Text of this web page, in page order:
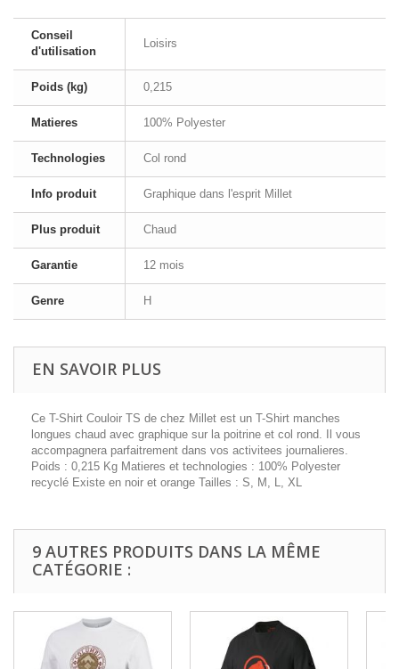
Conseil
d'utilisation
Loisirs
Poids (kg) 0,215
Matieres 100% Polyester
Technologies Col rond
Info produit Graphique dans l'esprit Millet
Plus produit Chaud
Garantie 12 mois
Genre H
EN SAVOIR PLUS
Ce T-Shirt Couloir TS de chez Millet est un T-Shirt manches
longues chaud avec graphique sur la poitrine et col rond. Il vous
accompagnera parfaitrement dans vos activitees journalieres.
Poids : 0,215 Kg Matieres et technologies : 100% Polyester
recyclé Existe en noir et orange Tailles : S, M, L, XL
9 AUTRES PRODUITS DANS LA MÊME
CATÉGORIE :